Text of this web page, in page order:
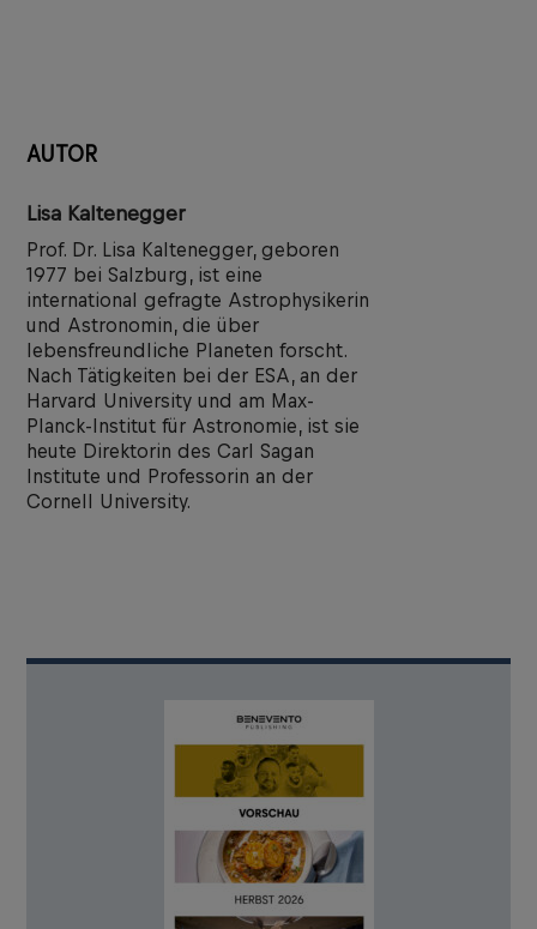
AUTOR
Lisa Kaltenegger
Prof. Dr. Lisa Kaltenegger, geboren
1977 bei Salzburg, ist eine
international gefragte Astrophysikerin
und Astronomin, die über
lebensfreundliche Planeten forscht.
Nach Tätigkeiten bei der ESA, an der
Harvard University und am Max-
Planck-Institut für Astronomie, ist sie
heute Direktorin des Carl Sagan
Institute und Professorin an der
Cornell University.